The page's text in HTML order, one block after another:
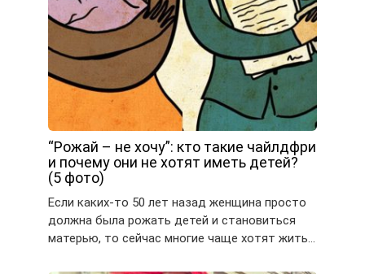
“Рожай – не хочу”: кто такие чайлдфри
и почему они не хотят иметь детей?
(5 фото)
Если каких-то 50 лет назад женщина просто
должна была рожать детей и становиться
матерью, то сейчас многие чаще хотят жить…